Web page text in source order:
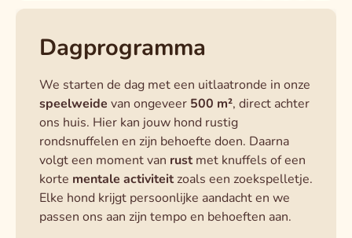
Dagprogramma
We starten de dag met een uitlaatronde in onze
speelweide van ongeveer 500 m², direct achter
ons huis. Hier kan jouw hond rustig
rondsnuffelen en zijn behoefte doen. Daarna
volgt een moment van rustmet knuffels of een
korte mentale activiteitzoals een zoekspelletje.
Elke hond krijgt persoonlijke aandacht en we
passen ons aan zijn tempo en behoeften aan.